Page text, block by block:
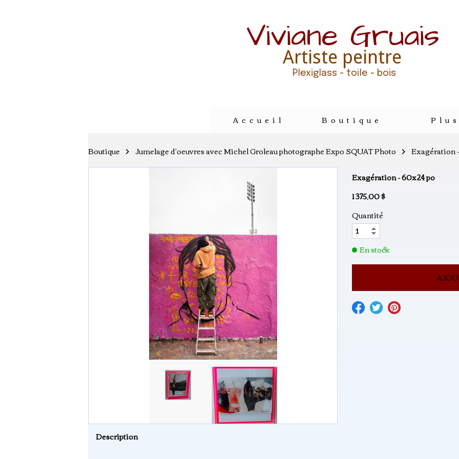
Viviane Gruais
Artiste peintre
Plexiglass - toile - bois
Accueil Boutique Plus
Boutique Jumelage d'oeuvres avec Michel Groleau photographe Expo SQUAT Photo
Exagération
Exagération - 60x24 po
1 375,00 $
Quantité
En stock
Description